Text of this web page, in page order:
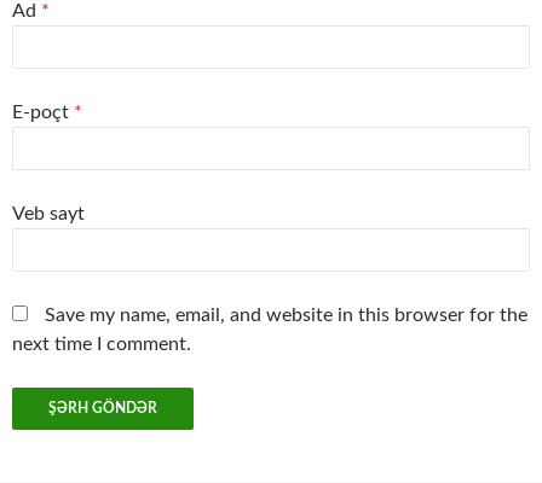
Ad *
E-poçt *
Veb sayt
Save my name, email, and website in this browser for the
next time I comment.